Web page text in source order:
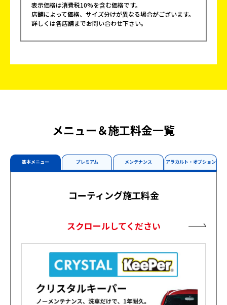
表示価格は消費税10%を含む価格です。
店舗によって価格、サイズ分けが異なる場合がございます。
詳しくは各店舗までお問い合わせ下さい。
メニュー＆施工料金一覧
基本メニュー プレミアム メンテナンス アラカルト・オプション
コーティング施工料金
スクロールしてください